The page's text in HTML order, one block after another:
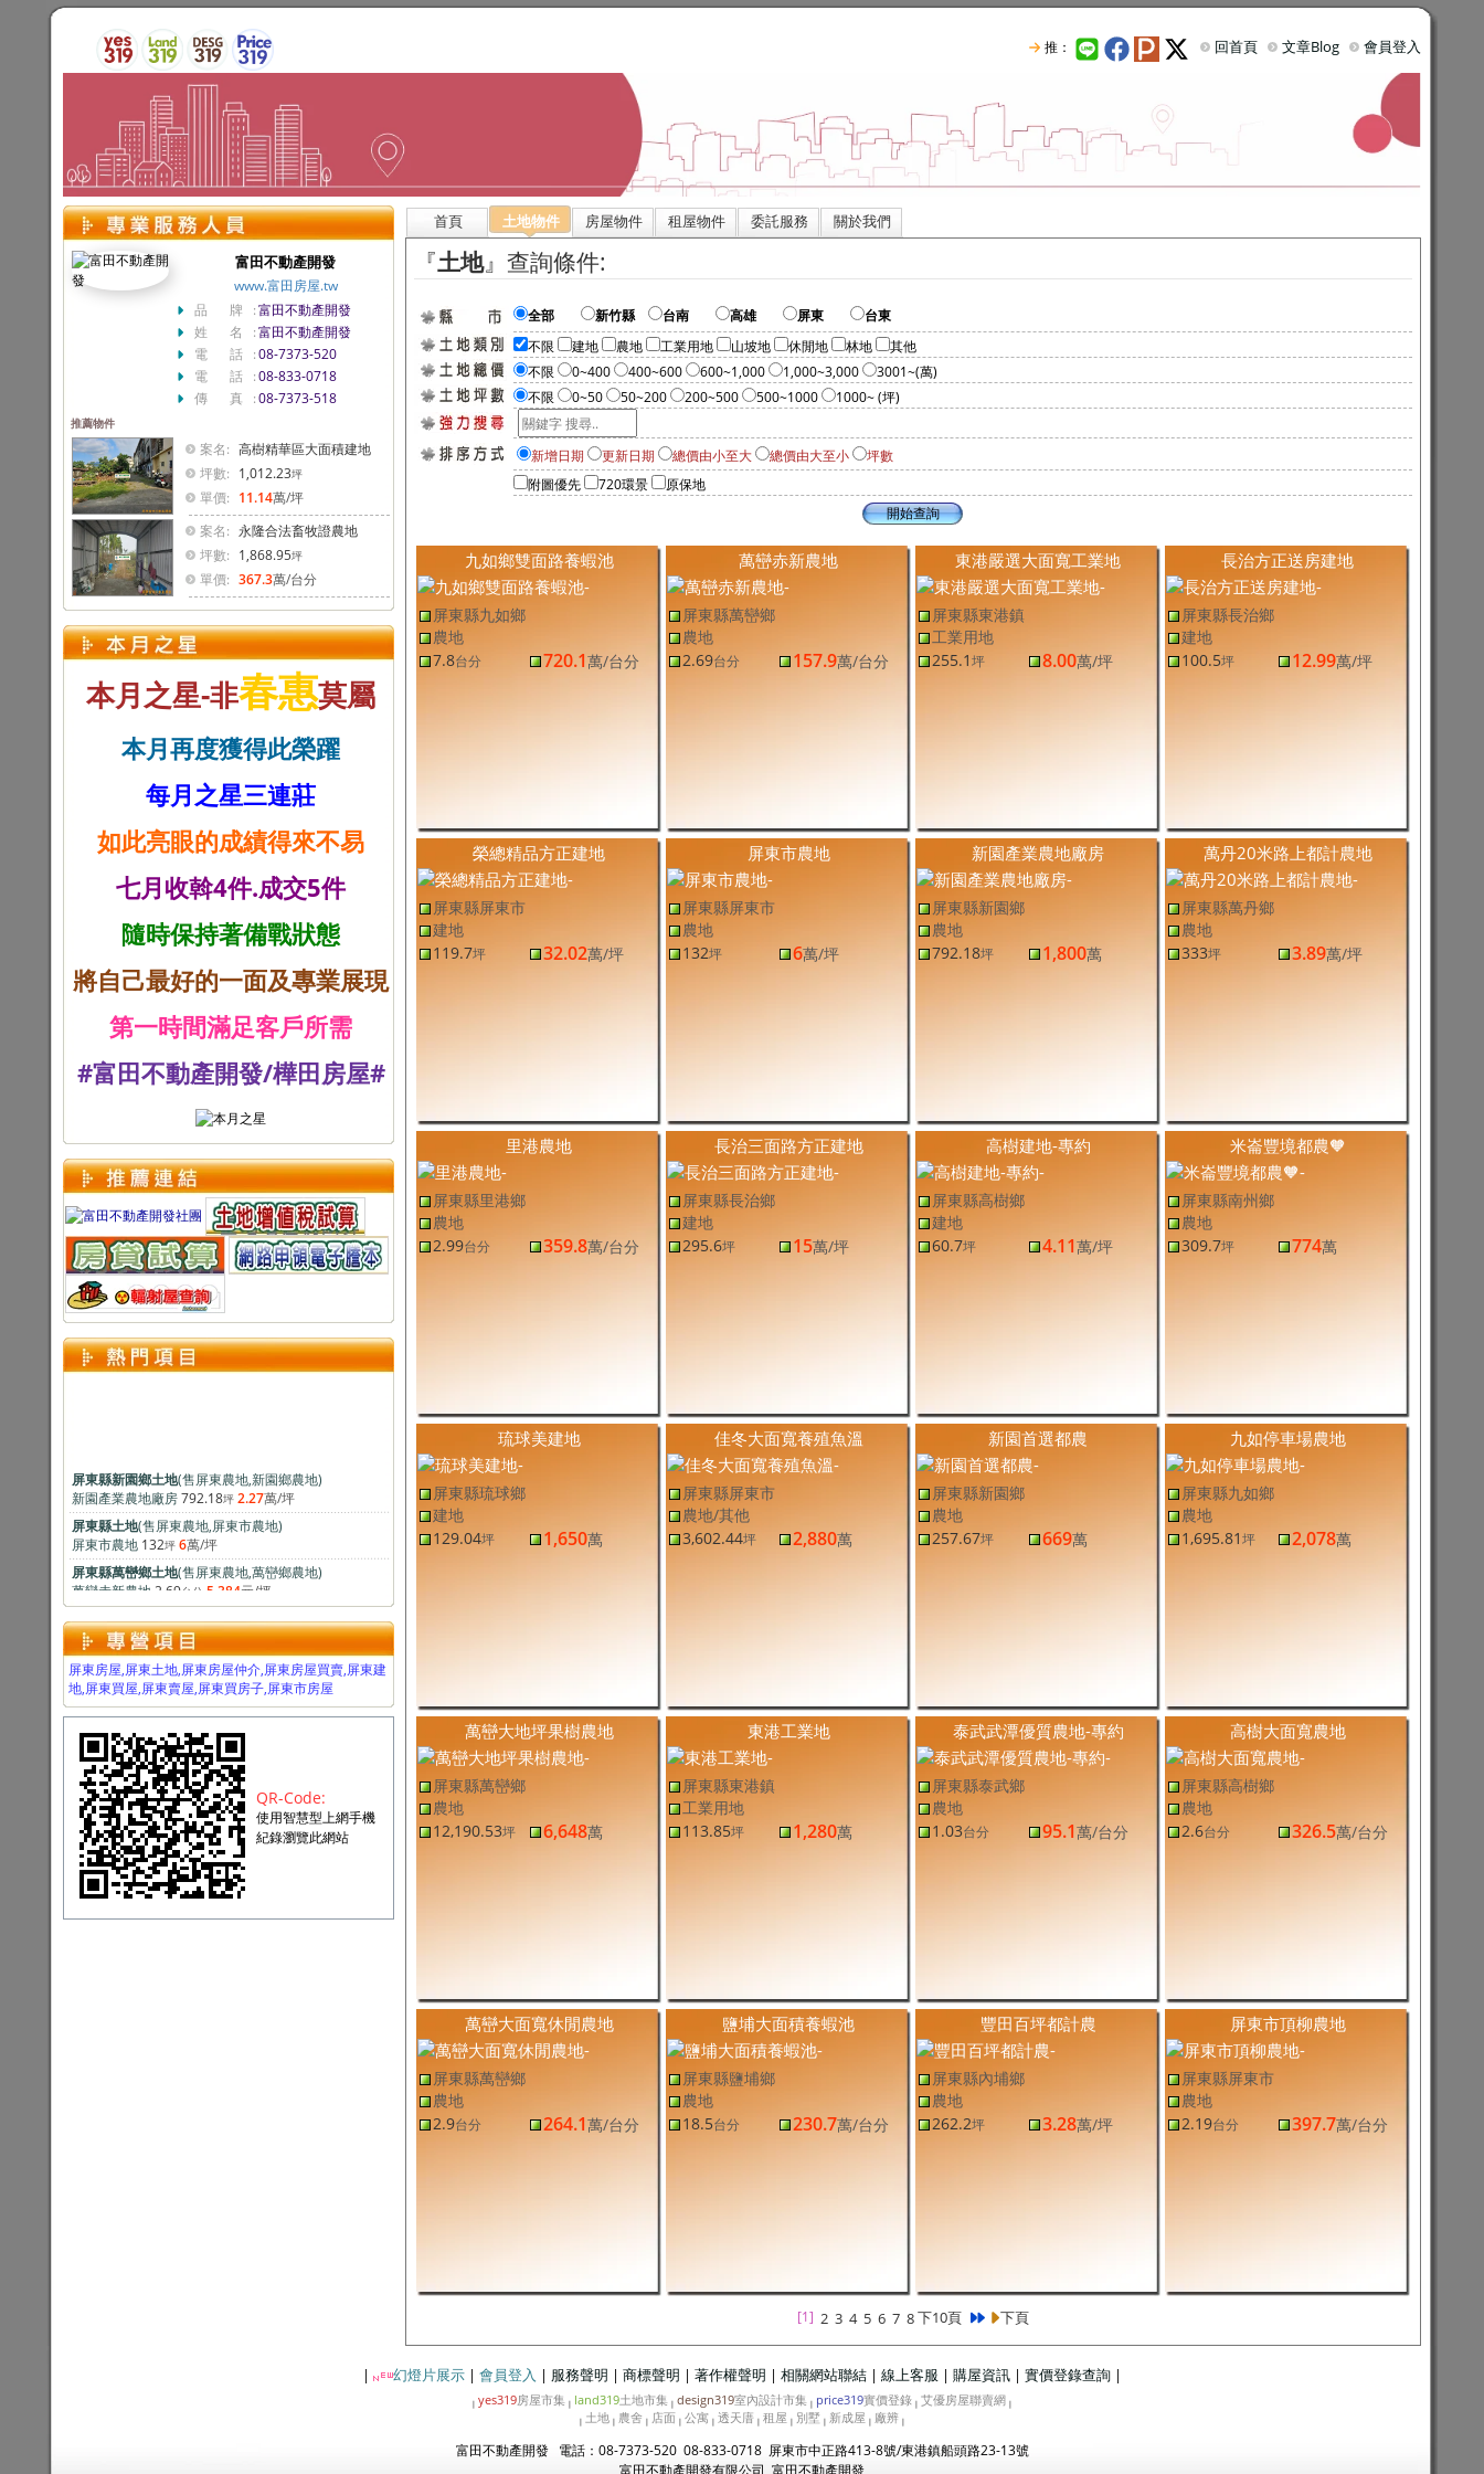
推： 回首頁 文章Blog 會員登入
富田不動產開發
www.富田房屋.tw
品 牌:富田不動產開發
姓 名:富田不動產開發
電 話:08-7373-520
電 話:08-833-0718
傳 真:08-7373-518
推薦物件
案名: 高樹精華區大面積建地
坪數: 1,012.23坪
單價: 11.14萬/坪
案名: 永隆合法畜牧證農地
坪數: 1,868.95坪
單價: 367.3萬/台分
本月之星-非春惠莫屬
本月再度獲得此榮躍
每月之星三連莊
如此亮眼的成績得來不易
七月收斡4件.成交5件
隨時保持著備戰狀態
將自己最好的一面及專業展現
第一時間滿足客戶所需
#富田不動產開發/樺田房屋#
屏東縣新園鄉土地
新園產業農地廠房792.18坪 2.27萬/坪
屏東縣土地(售屏東農地,屏東市農地)
屏東市農地132坪 6萬/坪
屏東縣萬巒鄉土地(售屏東農地,萬巒鄉農地)
萬巒赤新農地2.69 台分 5,384元/坪
屏東縣九如鄉土地(售屏東農地,九如鄉農地)
九如鄉雙面路養蝦池7.8台分 2.45萬/坪
屏東縣萬丹鄉土地(售屏東農地,萬丹鄉農地)
萬丹20米路上都計農地333坪 3.89萬/坪
屏東縣長治鄉土地(售屏東建地, 長治鄉建地)
長治三面路方正建地295.6坪 15萬/坪
屏東縣長治鄉土地(售屏東建地
長治方正送房建地100.5坪 12.99
屏東縣里港鄉土地(售屏東農地 里港鄉農地)
里港農地 2.99台分 1.22萬/坪
屏東縣東港鎮土地(售屏東工業用地,東港鎮工業用地
東港嚴選大面寬工業地255.1坪
屏東縣土地(售屏東建地 屏東市建地
榮總精品方正建地119.7 32.02
屏東房屋,屏東土地,屏東房屋仲介,屏東房屋買賣,屏東建
地,屏東買屋,屏東賣屋,屏東買房子,屏東市房屋
QR-Code:
使用智慧型上網手機
紀錄瀏覽此網站
首頁 房屋物件
土地物件 租屋物件 委託服務 關於我們
『土地』查詢條件:
全部 新竹縣 台南 高雄 屏東
台東
不限
建地 農地 工業用地 山坡地 休閒地 林地
其他
不限
0~400 400~600 600~1,000 1,000~3,000
3001~(萬)
不限
0~50 50~200 200~500 500~1000 1000~ (坪)
新增日期 更新日期 總價由小至大 總價由大至小
坪數
附圖優先
720環景 原保地
九如鄉雙面路養蝦池
屏東縣九如鄉
農地
7.8台分 720.1萬/台分
萬巒赤新農地
屏東縣萬巒鄉
農地
2.69台分 157.9萬/台分
東港嚴選大面寬工業地
屏東縣東港鎮
工業用地
255.1坪 8.00萬/坪
長治方正送房建地
屏東縣長治鄉
建地
100.5坪 12.99萬/坪
榮總精品方正建地
屏東縣屏東市
建地
119.7坪 32.02萬/坪
屏東市農地
屏東縣屏東市
農地
132坪 6萬/坪
新園產業農地廠房
屏東縣新園鄉
農地
792.18坪 1,800萬
萬丹20米路上都計農地
屏東縣萬丹鄉
農地
333坪 3.89萬/坪
里港農地
屏東縣里港鄉
農地
2.99台分 359.8萬/台分
長治三面路方正建地
屏東縣長治鄉
建地
295.6坪 15萬/坪
高樹建地-專約
屏東縣高樹鄉
建地
60.7坪 4.11萬/坪
米崙豐境都農🧡
屏東縣南州鄉
農地
309.7坪 774萬
琉球美建地
屏東縣琉球鄉
建地
129.04坪 1,650萬
佳冬大面寬養殖魚溫
屏東縣屏東市
農地/其他
3,602.44坪 2,880萬
新園首選都農
屏東縣新園鄉
農地
257.67坪 669萬
九如停車場農地
屏東縣九如鄉
農地
1,695.81坪 2,078萬
萬巒大地坪果樹農地
屏東縣萬巒鄉
農地
12,190.53坪 6,648萬
東港工業地
屏東縣東港鎮
工業用地
113.85坪 1,280萬
泰武武潭優質農地-專約
屏東縣泰武鄉
農地
1.03台分 95.1萬/台分
高樹大面寬農地
屏東縣高樹鄉
農地
2.6台分 326.5萬/台分
萬巒大面寬休閒農地
屏東縣萬巒鄉
農地
2.9台分 264.1萬/台分
鹽埔大面積養蝦池
屏東縣鹽埔鄉
農地
18.5台分 230.7萬/台分
豐田百坪都計農
屏東縣內埔鄉
農地
262.2坪 3.28萬/坪
屏東市頂柳農地
屏東縣屏東市
農地
2.19台分 397.7萬/台分
[1] 2 3 4 5 6 7 8下10頁 下頁
| 幻燈片展示 | 會員登入 | 服務聲明 | 商標聲明 | 著作權聲明 | 相關網站聯結 | 線上客服 | 購屋資訊 | 實價登錄查詢 |
| yes319房屋市集 | land319土地市集 | design319室內設計市集 | price319實價登錄 | 艾優房屋聯賣網 |
| 土地 | 農舍 | 店面 | 公寓 | 透天庴 | 租屋 | 別墅 | 新成屋 | 廠辨 |
富田不動產開發 電話：08-7373-520 08-833-0718 屏東市中正路413-8號/東港鎮船頭路23-13號
富田不動產開發有限公司 富田不動產開發